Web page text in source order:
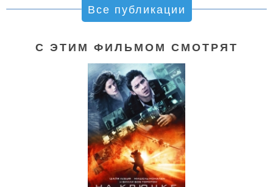
Все публикации
С ЭТИМ ФИЛЬМОМ СМОТРЯТ